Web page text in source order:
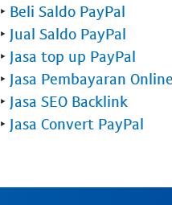
‣ Beli Saldo PayPal
‣ Jual Saldo PayPal
‣ Jasa top up PayPal
‣ Jasa Pembayaran
‣ Jasa SEO Backlink
‣ Jasa Convert PayPal